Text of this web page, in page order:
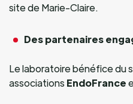
site de Marie-Claire.
Des partenaires
Le laboratoire bénéfice du
associations EndoFrance